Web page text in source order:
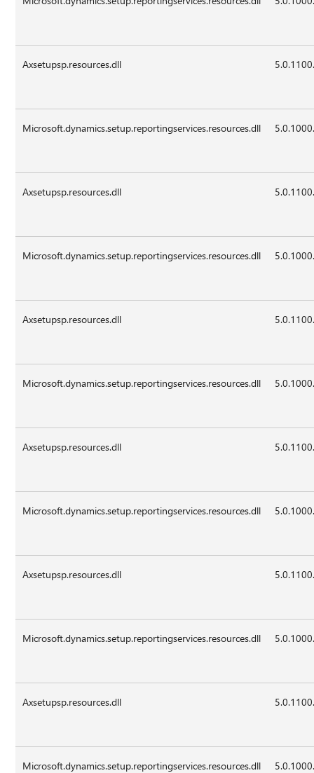
Axsetupsp.resources.dll
Microsoft.dynamics.setup.reportingservices.resources.dll
Axsetupsp.resources.dll
Microsoft.dynamics.setup.reportingservices.resources.dll
Axsetupsp.resources.dll
Microsoft.dynamics.setup.reportingservices.resources.dll
Axsetupsp.resources.dll
Microsoft.dynamics.setup.reportingservices.resources.dll
Axsetupsp.resources.dll
Microsoft.dynamics.setup.reportingservices.resources.dll
Axsetupsp.resources.dll
Microsoft.dynamics.setup.reportingservices.resources.dll